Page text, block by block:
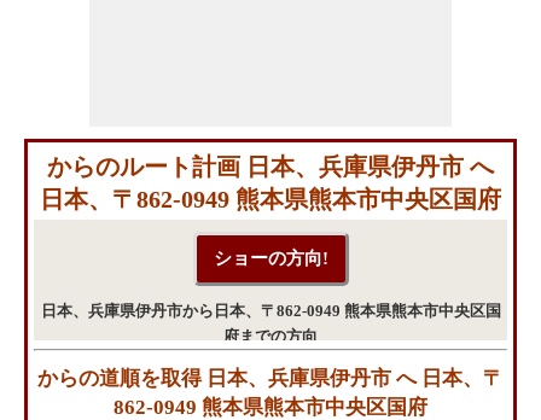
からのルート計画 日本、兵庫県伊丹市 へ
日本、〒862-0949 熊本県熊本市中央区国府
日本、兵庫県伊丹市から日本、〒862-0949 熊本県熊本市中央区国
府までの方向
からの道順を取得 日本、兵庫県伊丹市 へ 日本、〒
862-0949 熊本県熊本市中央区国府